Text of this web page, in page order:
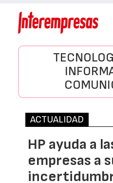
ACTUALIDAD
HP ayuda a
empresas a